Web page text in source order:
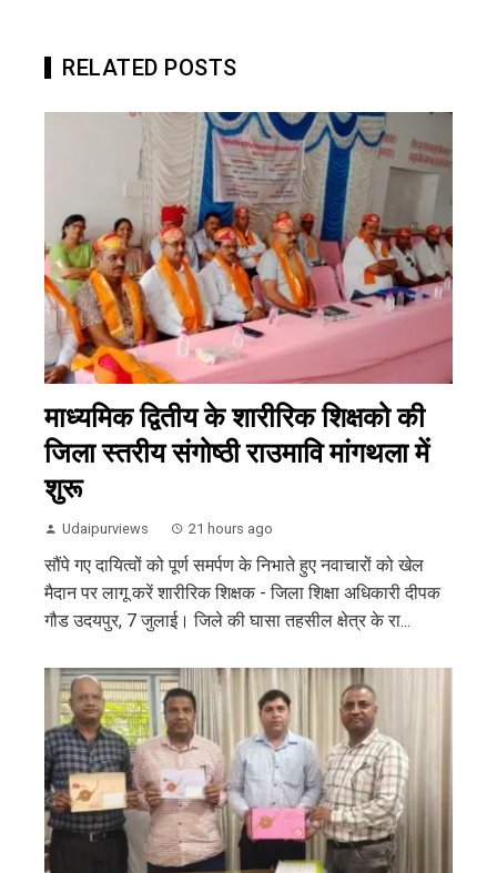
RELATED POSTS
माध्यमिक द्वितीय के शारीरिक शिक्षको की
जिला स्तरीय संगोष्ठी राउमावि मांगथला में
शुरू
Udaipurviews 21 hours ago
सौंपे गए दायित्वों को पूर्ण समर्पण के निभाते हुए नवाचारों को खेल
मैदान पर लागू करें शारीरिक शिक्षक - जिला शिक्षा अधिकारी दीपक
गौड उदयपुर, 7 जुलाई। जिले की घासा तहसील क्षेत्र के रा...